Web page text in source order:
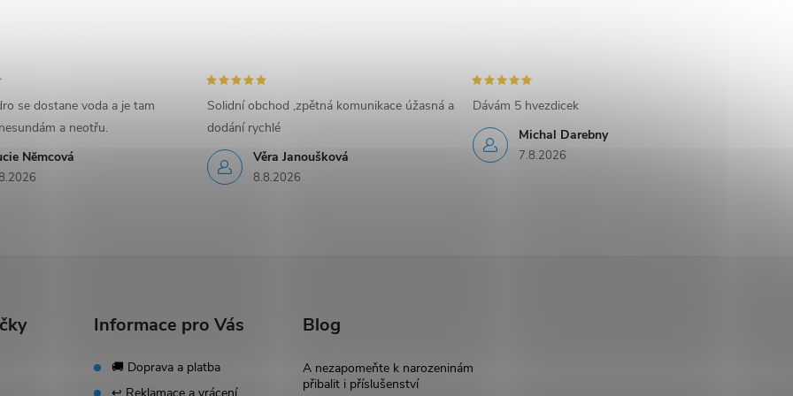
Nĕmcová
se dostane voda a je tam
a neotřu.
Věra Janoušková
8.8.2026
Solidní obchod ,zpětná komunikace úžasná a
dodání rychlé
Michal Darebny
7.8.2026
Dávám 5 hvezdicek
Informace pro Vás
🚚 Doprava a platba
Blog
A nezapomeňte k narozeninám
přibalit i příslušenství